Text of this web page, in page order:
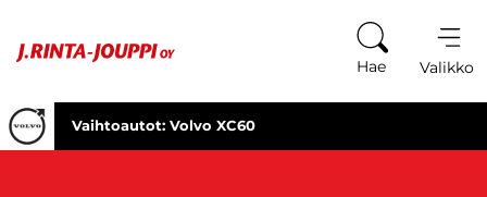
Hae Valikko
Vaihtoautot: Volvo XC60